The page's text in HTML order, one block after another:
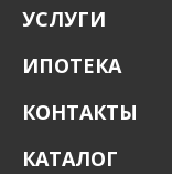
УСЛУГИ
ИПОТЕКА
КОНТАКТЫ
КАТАЛОГ